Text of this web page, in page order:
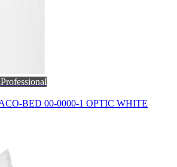
Professional
BED 00-0000-1 OPTIC WHITE